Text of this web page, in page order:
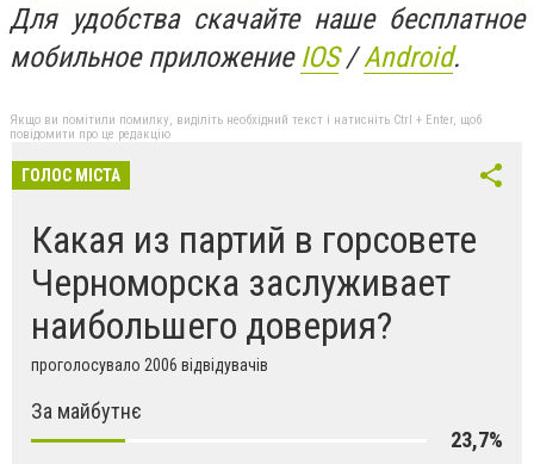
Для удобства скачайте наше бесплатное
мобильное приложение IOS/Android.
Якщо ви помітили помилку, виділіть необхідний текст і натисніть Ctrl + Enter, щоб
повідомити про це редакцію
ГОЛОС МІСТА
Какая из партий в горсовете
Черноморска заслуживает
наибольшего доверия?
проголосувало 2006 відвідувачів
За майбутнє
23,7%